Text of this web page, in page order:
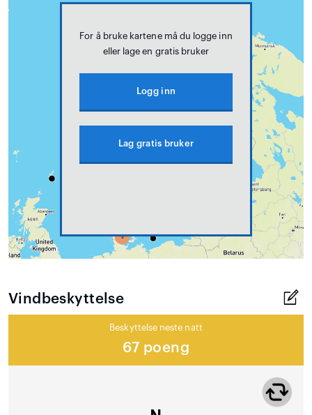
For å bruke kartene må du logge inn
eller lage en gratis bruker
Logg inn
Lag gratis bruker
Vindbeskyttelse
Beskyttelse neste natt
67 poeng